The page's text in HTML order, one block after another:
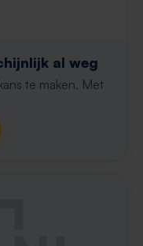
al weg
te maken. Met